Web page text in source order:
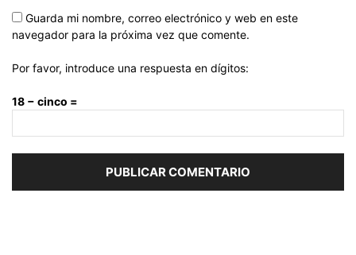
Guarda mi nombre, correo electrónico y web en este
navegador para la próxima vez que comente.
Por favor, introduce una respuesta en dígitos:
18 − cinco =